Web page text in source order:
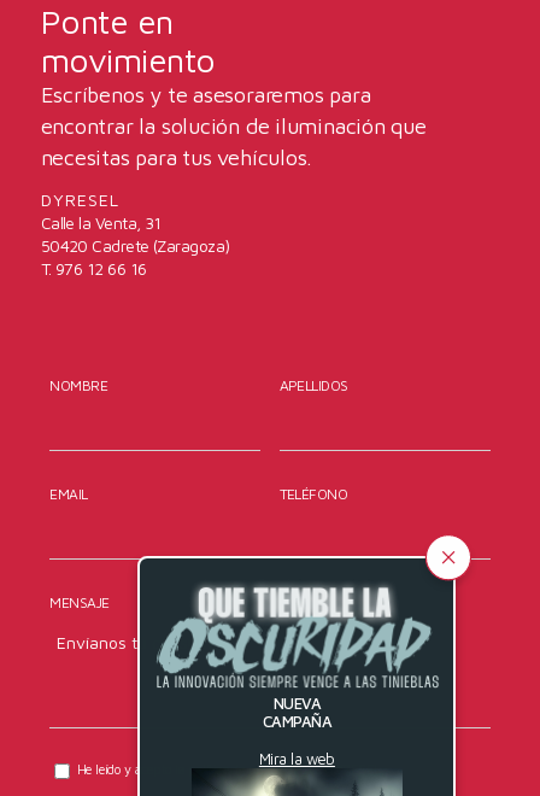
NUEVA
CAMPAÑA
Mira la web
Ponte en
movimiento
Escríbenos y te asesoraremos para
encontrar la solución de iluminación que
necesitas para tus vehículos.
DYRESEL
Calle la Venta, 31
50420 Cadrete (Zaragoza)
T. 976 12 66 16
NOMBRE APELLIDOS
EMAIL TELÉFONO
MENSAJE
He leído y acepto la política de privacidadde DYRESEL.